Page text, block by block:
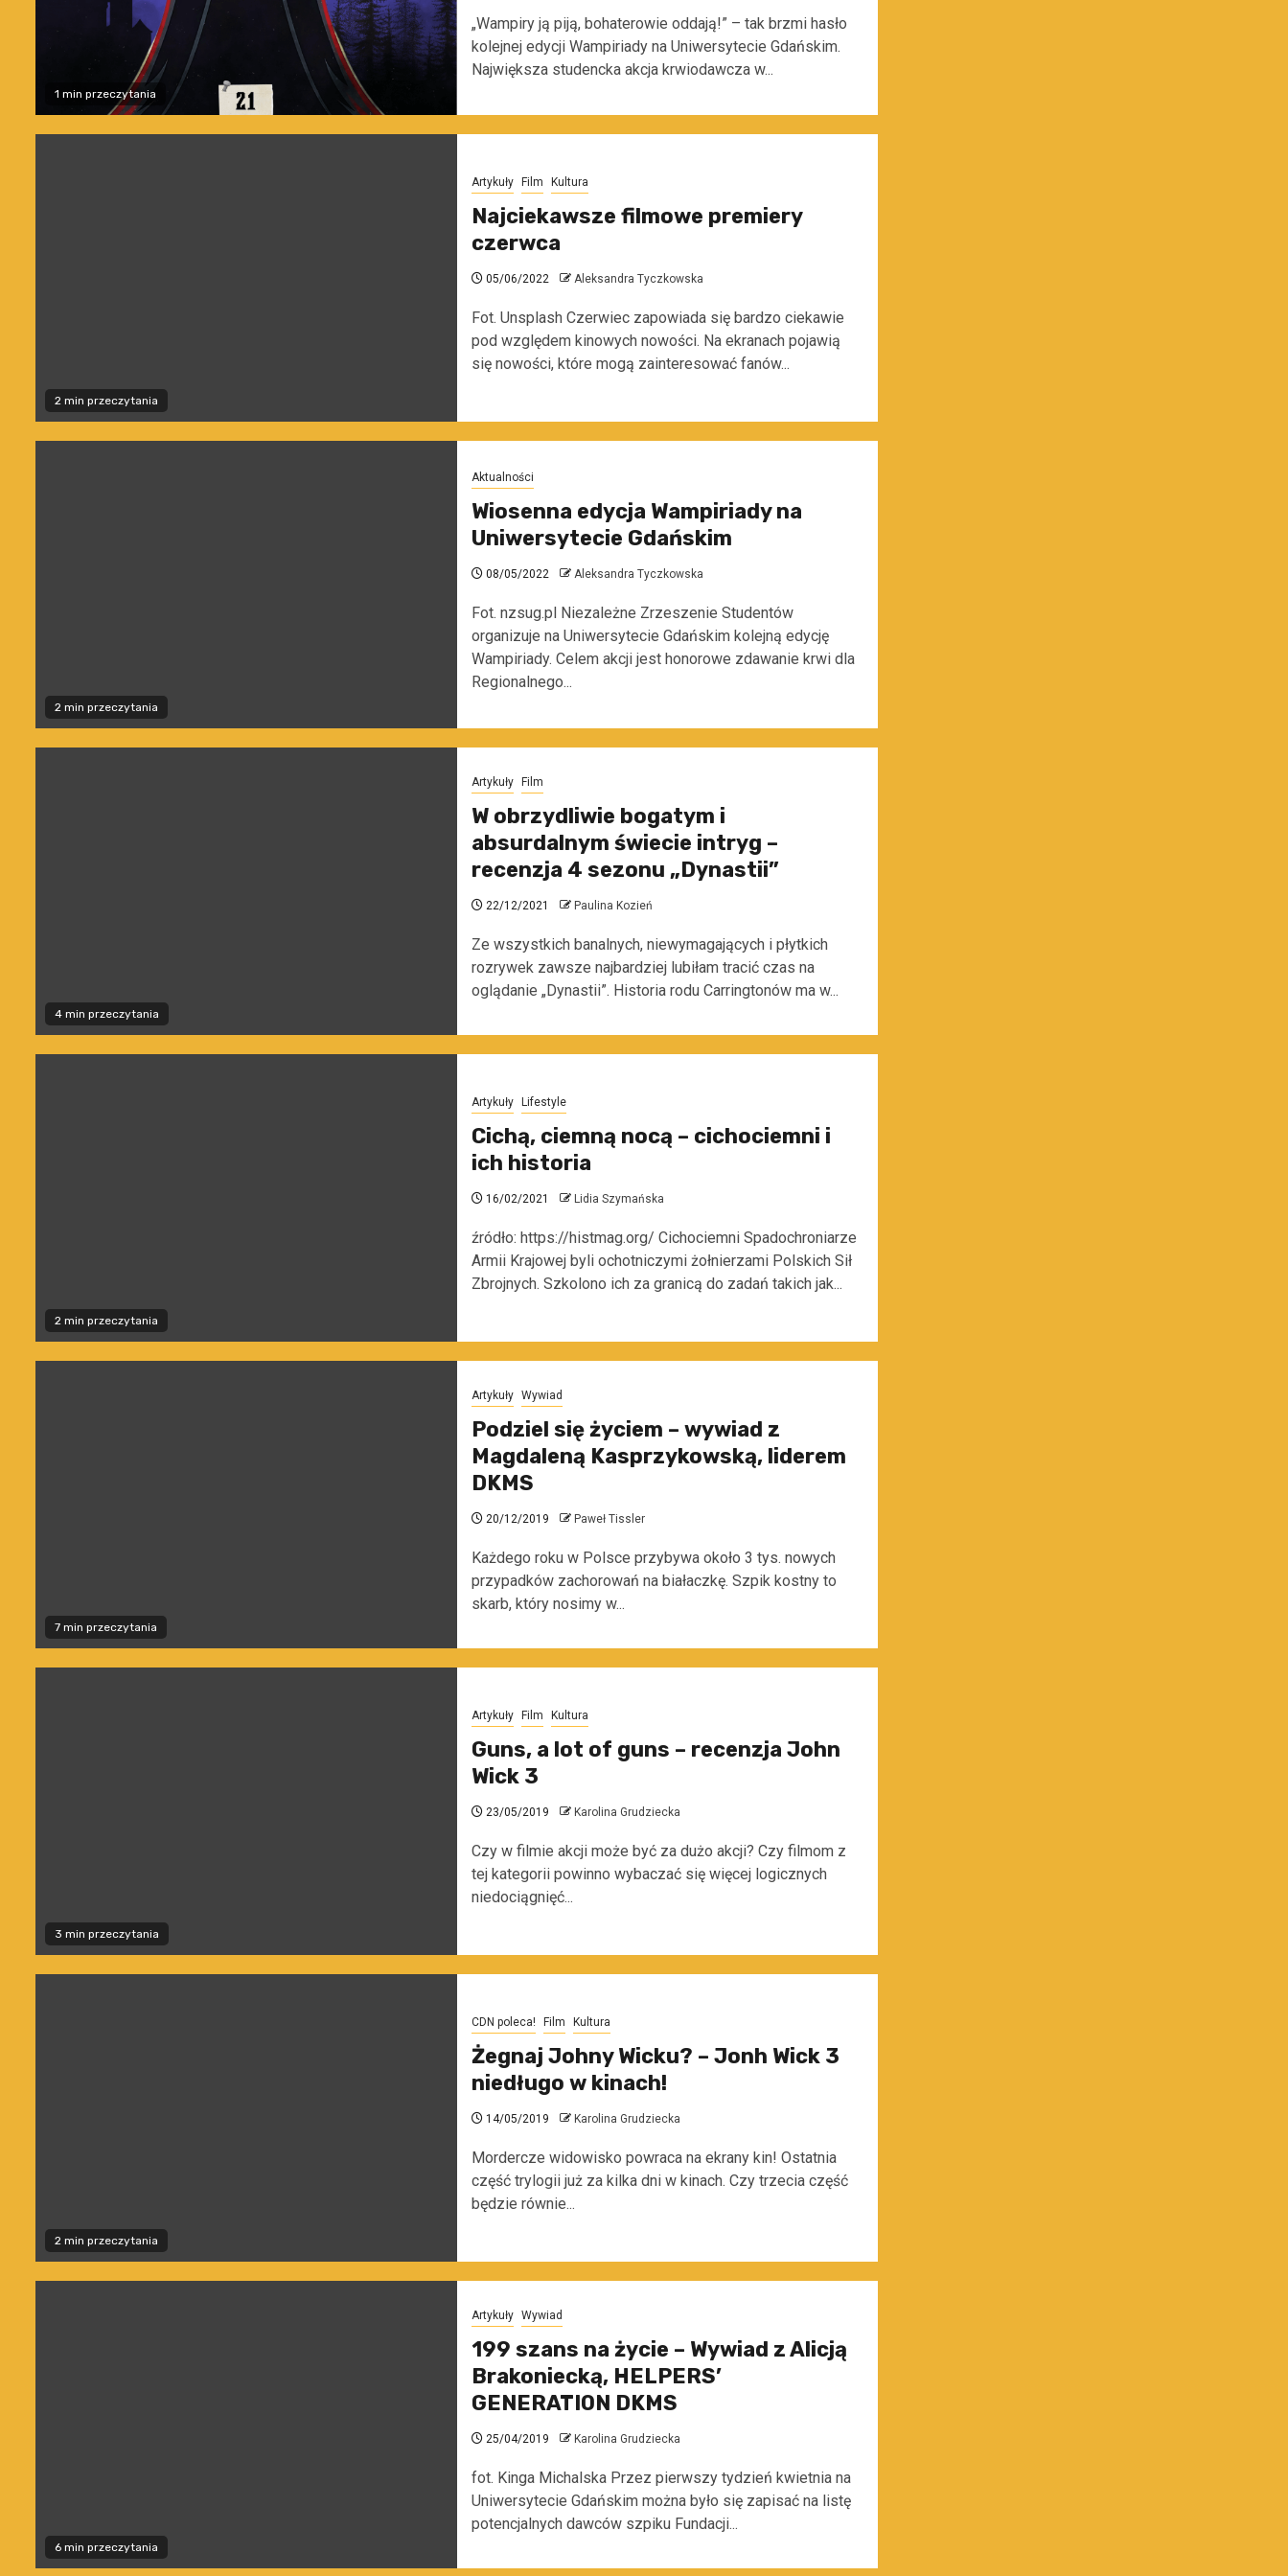
1 min przeczytania
„Wampiry ją piją, bohaterowie oddają!” – tak brzmi hasło
kolejnej edycji Wampiriady na Uniwersytecie Gdańskim.
Największa studencka akcja krwiodawcza w...
2 min przeczytania
Artykuły Film Kultura
Najciekawsze filmowe premiery
czerwca
05/06/2022 Aleksandra Tyczkowska
Fot. Unsplash Czerwiec zapowiada się bardzo ciekawie
pod względem kinowych nowości. Na ekranach pojawią
się nowości, które mogą zainteresować fanów...
2 min przeczytania
Aktualności
Wiosenna edycja Wampiriady na
Uniwersytecie Gdańskim
08/05/2022 Aleksandra Tyczkowska
Fot. nzsug.pl Niezależne Zrzeszenie Studentów
organizuje na Uniwersytecie Gdańskim kolejną edycję
Wampiriady. Celem akcji jest honorowe zdawanie krwi dla
Regionalnego...
4 min przeczytania
Artykuły Film
W obrzydliwie bogatym i
absurdalnym świecie intryg –
recenzja 4 sezonu „Dynastii”
22/12/2021 Paulina Kozień
Ze wszystkich banalnych, niewymagających i płytkich
rozrywek zawsze najbardziej lubiłam tracić czas na
oglądanie „Dynastii”. Historia rodu Carringtonów ma w...
2 min przeczytania
Artykuły Lifestyle
Cichą, ciemną nocą – cichociemni i
ich historia
16/02/2021 Lidia Szymańska
źródło: https://histmag.org/ Cichociemni Spadochroniarze
Armii Krajowej byli ochotniczymi żołnierzami Polskich Sił
Zbrojnych. Szkolono ich za granicą do zadań takich jak...
7 min przeczytania
Artykuły Wywiad
Podziel się życiem – wywiad z
Magdaleną Kasprzykowską, liderem
DKMS
20/12/2019 Paweł Tissler
Każdego roku w Polsce przybywa około 3 tys. nowych
przypadków zachorowań na białaczkę. Szpik kostny to
skarb, który nosimy w...
3 min przeczytania
Artykuły Film Kultura
Guns, a lot of guns – recenzja John
Wick 3
23/05/2019 Karolina Grudziecka
Czy w filmie akcji może być za dużo akcji? Czy filmom z
tej kategorii powinno wybaczać się więcej logicznych
niedociągnięć...
2 min przeczytania
CDN poleca! Film Kultura
Żegnaj Johny Wicku? – Jonh Wick 3
niedługo w kinach!
14/05/2019 Karolina Grudziecka
Mordercze widowisko powraca na ekrany kin! Ostatnia
część trylogii już za kilka dni w kinach. Czy trzecia część
będzie równie...
6 min przeczytania
Artykuły Wywiad
199 szans na życie – Wywiad z Alicją
Brakoniecką, HELPERS’
GENERATION DKMS
25/04/2019 Karolina Grudziecka
fot. Kinga Michalska Przez pierwszy tydzień kwietnia na
Uniwersytecie Gdańskim można było się zapisać na listę
potencjalnych dawców szpiku Fundacji...